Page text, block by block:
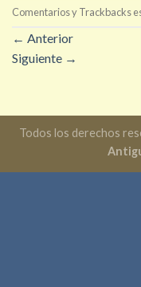
Comentarios y Trackbacks
← Anterior
Siguiente →
Todos los derechos